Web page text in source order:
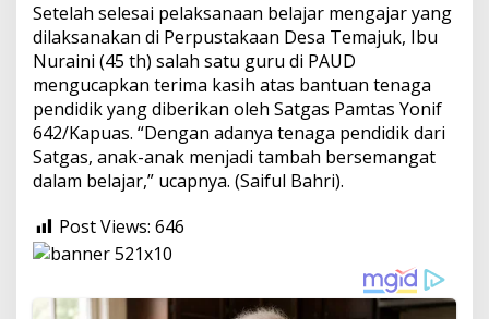
Setelah selesai pelaksanaan belajar mengajar yang
dilaksanakan di Perpustakaan Desa Temajuk, Ibu
Nuraini (45 th) salah satu guru di PAUD
mengucapkan terima kasih atas bantuan tenaga
pendidik yang diberikan oleh Satgas Pamtas Yonif
642/Kapuas. “Dengan adanya tenaga pendidik dari
Satgas, anak-anak menjadi tambah bersemangat
dalam belajar,” ucapnya. (Saiful Bahri).
Post Views: 646